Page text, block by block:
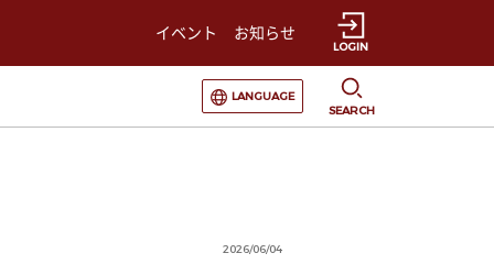
イベント お知らせ
LOGIN
選択すると言語の切替が発生します
LANGUAGE
SEARCH
2026/06/04